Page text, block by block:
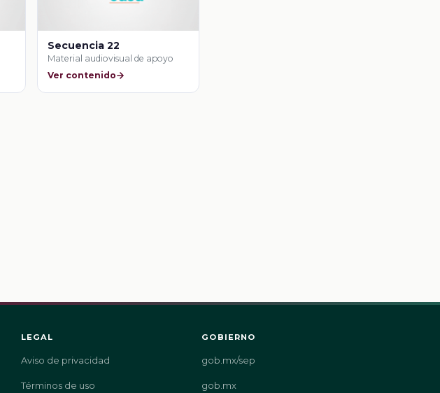
Secuencia 22
Material audiovisual de apoyo
Ver contenido
LEGAL
Aviso de privacidad
Términos de uso
GOBIERNO
gob.mx/sep
gob.mx